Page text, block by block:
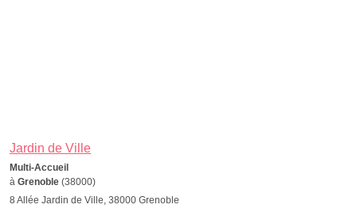
Jardin de Ville
Multi-Accueil
à Grenoble (38000)
8 Allée Jardin de Ville, 38000 Grenoble